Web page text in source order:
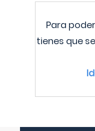
Para
tienes que